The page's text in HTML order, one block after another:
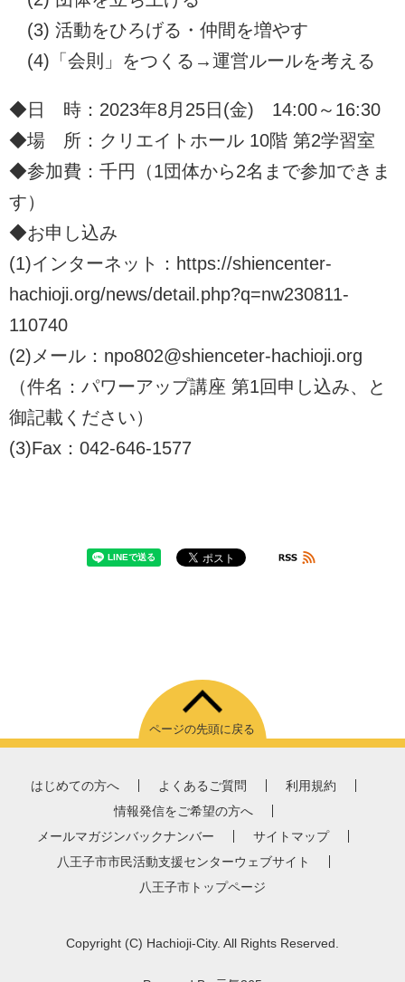
(3) 活動をひろげる・仲間を増やす
(4)「会則」をつくる→運営ルールを考える
◆日 時：2023年8月25日(金) 14:00～16:30
◆場 所：クリエイトホール 10階 第2学習室
◆参加費：千円（1団体から2名まで参加できま
す）
◆お申し込み
(1)インターネット：https://shiencenter-
hachioji.org/news/detail.php?q=nw230811-
110740
(2)メール：npo802@shienceter-hachioji.org
（件名：パワーアップ講座 第1回申し込み、と
御記載ください）
(3)Fax：042-646-1577
ページの先頭に戻る
はじめての方へ よくあるご質問
利用規約
情報発信をご希望の方へ
メールマガジンバックナンバー
サイトマップ
八王子市市民活動支援センターウェブサイト
八王子市トップページ
Copyright (C) Hachioji-City. All Rights Reserved.